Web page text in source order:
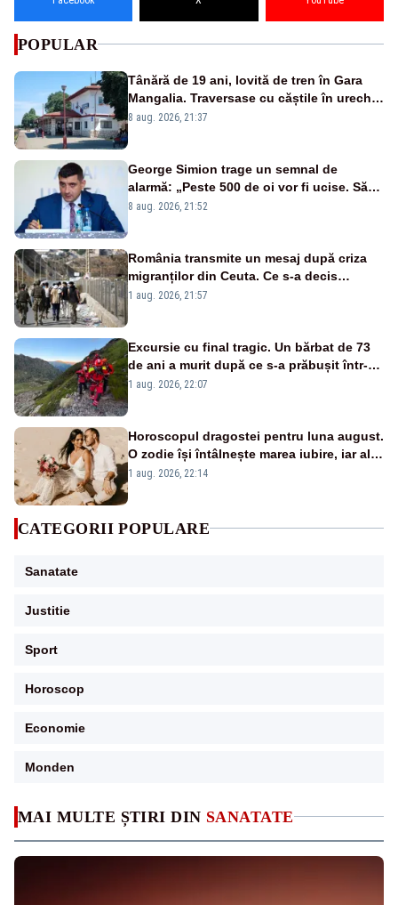
MAI MULTE ȘTIRI DIN SANATATE
POPULAR
Tânără de 19 ani, lovită de tren în Gara
Mangalia. Traversase cu căștile în urechi
liniile printr-un loc nepermis
8 aug. 2026, 21:37
George Simion trage un semnal de
alarmă: „Peste 500 de oi vor fi ucise. Să
vedem dacă ciobanii vor fi despăgubiți”
8 aug. 2026, 21:52
România transmite un mesaj după criza
migranților din Ceuta. Ce s-a decis
împreună cu statele UE
1 aug. 2026, 21:57
Excursie cu final tragic. Un bărbat de 73
de ani a murit după ce s-a prăbușit într-o
râpă în munții Făgăraș
1 aug. 2026, 22:07
Horoscopul dragostei pentru luna august.
O zodie își întâlnește marea iubire, iar alta
pune capăt unei relații
1 aug. 2026, 22:14
CATEGORII POPULARE
Sanatate
Justitie
Sport
Horoscop
Economie
Monden